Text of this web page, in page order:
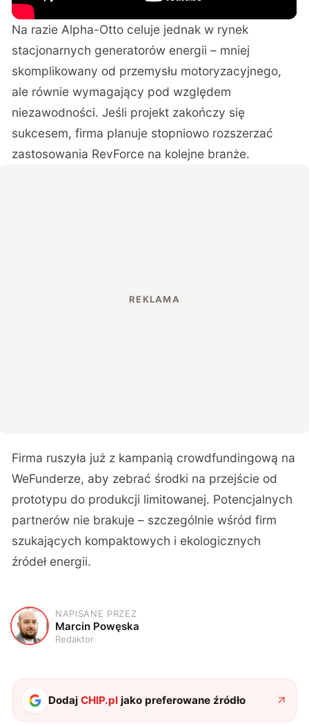
Na razie Alpha-Otto celuje jednak w rynek
stacjonarnych generatorów energii – mniej
skomplikowany od przemysłu motoryzacyjnego,
ale równie wymagający pod względem
niezawodności. Jeśli projekt zakończy się
sukcesem, firma planuje stopniowo rozszerzać
zastosowania RevForce na kolejne branże.
Firma ruszyła już z kampanią crowdfundingową na
WeFunderze, aby zebrać środki na przejście od
prototypu do produkcji limitowanej. Potencjalnych
partnerów nie brakuje – szczególnie wśród firm
szukających kompaktowych i ekologicznych
źródeł energii.
M
NAPISANE PRZEZ
Marcin Powęska
Redaktor
DodajCHIP.pl jako preferowane źródło